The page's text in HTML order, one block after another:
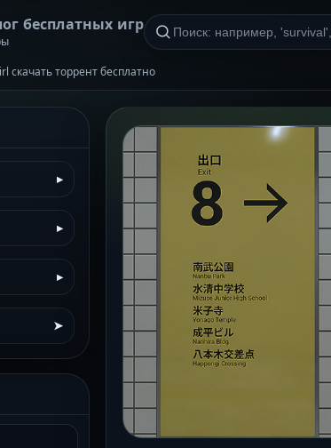
бесплатных игр
скачать торрент бесплатно
▸
▸
▸
➤